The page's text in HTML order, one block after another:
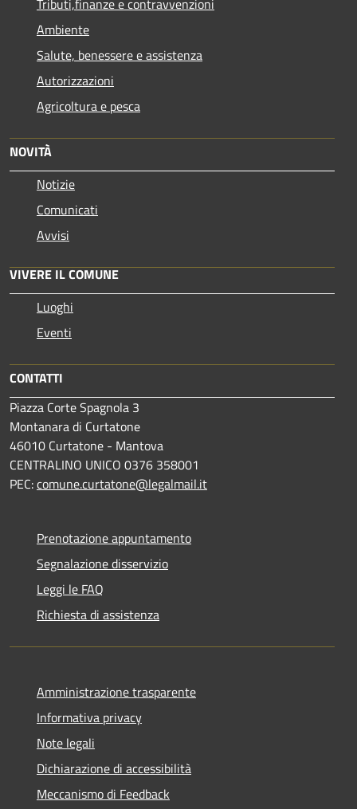
Ambiente
Salute, benessere e assistenza
Autorizzazioni
Agricoltura e pesca
NOVITÀ
Notizie
Comunicati
Avvisi
VIVERE IL COMUNE
Luoghi
Eventi
CONTATTI
Piazza Corte Spagnola 3
Montanara di Curtatone
46010 Curtatone - Mantova
CENTRALINO UNICO 0376 358001
PEC:comune.curtatone@legalmail.it
Prenotazione appuntamento
Segnalazione disservizio
Leggi le FAQ
Richiesta di assistenza
Amministrazione trasparente
Informativa privacy
Note legali
Dichiarazione di accessibilità
Meccanismo di Feedback